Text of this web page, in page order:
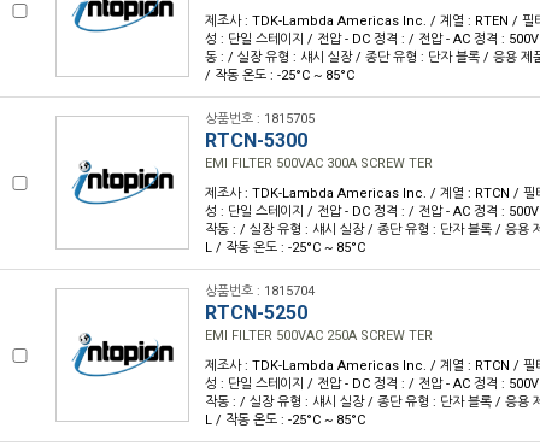
제조사 : TDK-Lambda Americas Inc. / 계열 : RTEN / 필
성 : 단일 스테이지 / 전압 - DC 정격 : / 전압 - AC 정격 :
동 : / 실장 유형 : 섀시 실장 / 종단 유형 : 단자 블록 / 응용 제
/ 작동 온도 : -25°C ~ 85°C
상품번호 : 1815705
RTCN-5300
EMI FILTER 500VAC 300A SCREW TER
제조사 : TDK-Lambda Americas Inc. / 계열 : RTCN / 필
성 : 단일 스테이지 / 전압 - DC 정격 : / 전압 - AC 정격 :
작동 : / 실장 유형 : 섀시 실장 / 종단 유형 : 단자 블록 / 응용
L / 작동 온도 : -25°C ~ 85°C
상품번호 : 1815704
RTCN-5250
EMI FILTER 500VAC 250A SCREW TER
제조사 : TDK-Lambda Americas Inc. / 계열 : RTCN / 필
성 : 단일 스테이지 / 전압 - DC 정격 : / 전압 - AC 정격 :
작동 : / 실장 유형 : 섀시 실장 / 종단 유형 : 단자 블록 / 응용
L / 작동 온도 : -25°C ~ 85°C